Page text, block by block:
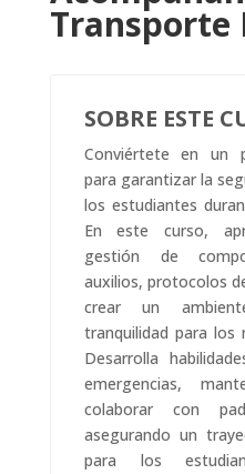
Transporte
SOBRE ESTE
Conviértete en un
para garantizar la
los estudiantes
En este curso,
gestión de
auxilios, protocolos
crear un
tranquilidad para los
Desarrolla
emergencias,
colaborar con
asegurando un
para los